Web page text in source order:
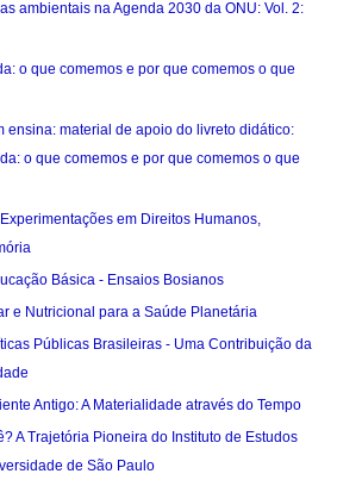
ambientais na Agenda 2030 da ONU: Vol. 2:
o que comemos e por que comemos o que
ensina: material de apoio do livreto didático:
o que comemos e por que comemos o que
em Direitos Humanos,
Básica - Ensaios Bosianos
e Nutricional para a Saúde Planetária
Públicas Brasileiras - Uma Contribuição da
Antigo: A Materialidade através do Tempo
A Trajetória Pioneira do Instituto de Estudos
de São Paulo